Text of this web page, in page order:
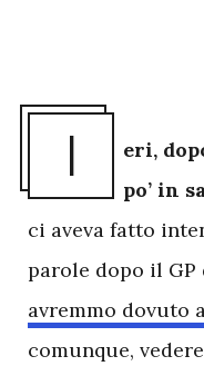
I
eri,
po’ in
ci aveva fatto
parole dopo il GP
avremmo dovuto
comunque,